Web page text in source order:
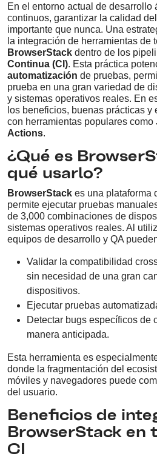
En el entorno actual de desarrollo
continuos, garantizar la calidad
importante que nunca. Una
la integración de herramientas de
BrowserStack dentro de los
Continua (CI). Esta práctica
automatización de pruebas,
prueba en una gran variedad de
y sistemas operativos reales. En
los beneficios, buenas prácticas
con herramientas populares como
Actions.
¿Qué es
qué usarlo?
BrowserStack es una plataforma
permite ejecutar pruebas
de 3,000 combinaciones de
sistemas operativos reales. Al
equipos de desarrollo y QA
Validar la compatibilidad
sin necesidad de una gran
dispositivos.
Ejecutar pruebas
Detectar bugs específicos de
manera anticipada.
Esta herramienta es
donde la fragmentación del
móviles y navegadores puede
del usuario.
Beneficios de
BrowserStack en
CI